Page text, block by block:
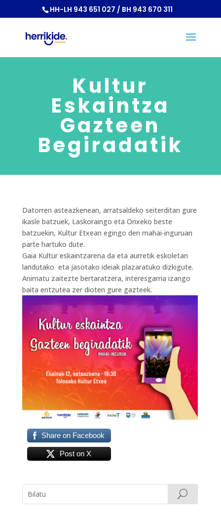
HH-LH 943 651 027 / BH 943 670 311
Kultur
Eskaintza
Gazteen
Begiradatik
Datorren asteazkenean, arratsaldeko seiterditan gure
ikasle batzuek, Laskoraingo eta Orixeko beste
batzuekin, Kultur Etxean egingo den mahai-inguruan
parte hartuko dute.
Gaia Kultur eskaintzarena da eta aurretik eskoletan
landutako eta jasotako ideiak plazaratuko dizkigute.
Animatu zaitezte bertaratzera, interesgarria izango
baita entzutea zer dioten gure gazteek.
Share on Facebook
Post on X